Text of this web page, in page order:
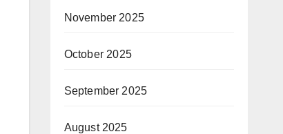
November 2025
October 2025
September 2025
August 2025